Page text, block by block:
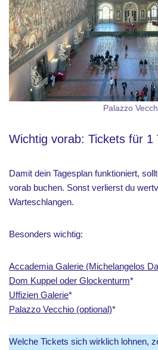
Palazzo
Wichtig vorab: Tickets für 1
Damit dein Tagesplan funktioniert,
vorab buchen. Sonst verlierst du
Warteschlangen.
Besonders wichtig:
Accademia Galerie (Michelangelos
Dom Kuppel oder Glockenturm*
Uffizien Galerie*
Palazzo Vecchio (optional)*
Welche Tickets sich wirklich lohnen,